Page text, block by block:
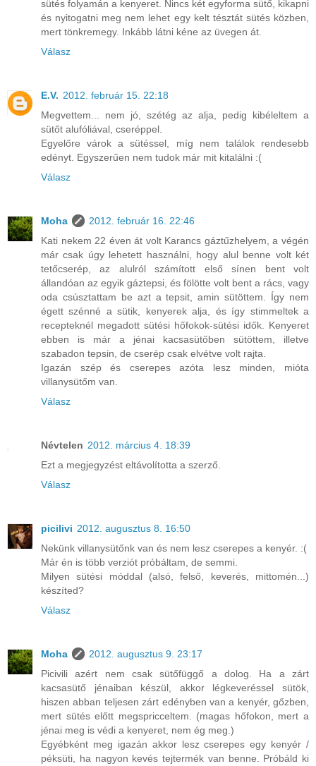
sütés folyamán a kenyeret. Nincs két egyforma sütő, kikapni
és nyitogatni meg nem lehet egy kelt tésztát sütés közben,
mert tönkremegy. Inkább látni kéne az üvegen át.
Válasz
E.V. 2012. február 15. 22:18
Megvettem... nem jó, szétég az alja, pedig kibéleltem a
sütőt alufóliával, cseréppel.
Egyelőre várok a sütéssel, míg nem találok rendesebb
edényt. Egyszerűen nem tudok már mit kitalálni :(
Válasz
Moha
2012. február 16. 22:46
Kati nekem 22 éven át volt Karancs gáztűzhelyem, a végén
már csak úgy lehetett használni, hogy alul benne volt két
tetőcserép, az alulról számított első sínen bent volt
állandóan az egyik gáztepsi, és fölötte volt bent a rács, vagy
oda csúsztattam be azt a tepsit, amin sütöttem. Így nem
égett szénné a sütik, kenyerek alja, és így stimmeltek a
recepteknél megadott sütési hőfokok-sütési idők. Kenyeret
ebben is már a jénai kacsasütőben sütöttem, illetve
szabadon tepsin, de cserép csak elvétve volt rajta.
Igazán szép és cserepes azóta lesz minden, mióta
villanysütőm van.
Válasz
Névtelen 2012. március 4. 18:39
Ezt a megjegyzést eltávolította a szerző.
Válasz
picilivi 2012. augusztus 8. 16:50
Nekünk villanysütőnk van és nem lesz cserepes a kenyér. :(
Már én is több verziót próbáltam, de semmi.
Milyen sütési móddal (alsó, felső, keverés, mittomén...)
készíted?
Válasz
Moha
2012. augusztus 9. 23:17
Picivili azért nem csak sütőfüggő a dolog. Ha a zárt
kacsasütő jénaiban készül, akkor légkeveréssel sütök,
hiszen abban teljesen zárt edényben van a kenyér, gőzben,
mert sütés előtt megspricceltem. (magas hőfokon, mert a
jénai meg is védi a kenyeret, nem ég meg.)
Egyébként meg igazán akkor lesz cserepes egy kenyér /
péksüti, ha nagyon kevés tejtermék van benne. Próbáld ki